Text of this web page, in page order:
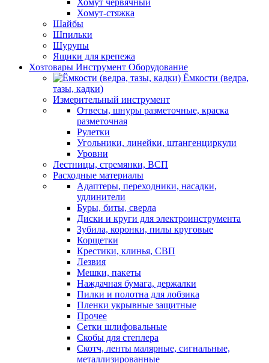
Хомут червячный
Хомут-стяжка
Шайбы
Шпильки
Шурупы
Ящики для крепежа
Хозтовары Инструмент Оборудование
Ёмкости (ведра,
тазы, кадки)
Измерительный инструмент
Отвесы, шнуры разметочные, краска
разметочная
Рулетки
Угольники, линейки, штангенциркули
Уровни
Лестницы, стремянки, ВСП
Расходные материалы
Адаптеры, переходники, насадки,
удлинители
Буры, биты, сверла
Диски и круги для электроинструмента
Зубила, коронки, пилы круговые
Корщетки
Крестики, клинья, СВП
Лезвия
Мешки, пакеты
Наждачная бумага, держалки
Пилки и полотна для лобзика
Пленки укрывные защитные
Прочее
Сетки шлифовальные
Скобы для степлера
Скотч, ленты малярные, сигнальные,
металлизированные